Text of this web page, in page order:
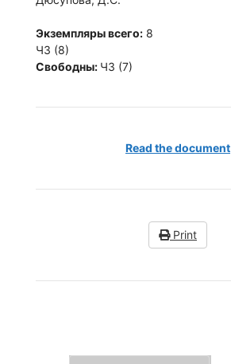
Экземпляры всего: 8
ЧЗ (8)
Свободны: ЧЗ (7)
Read the document
Print